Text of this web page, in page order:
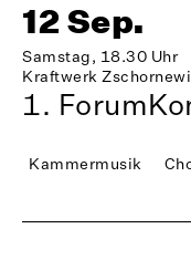
12 Sep.
Samstag, 18.30 Uhr
Kraftwerk
1.
Kammermusik